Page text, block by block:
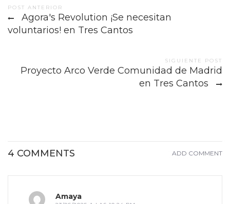
Post
navigation
POST ANTERIOR
Agora's Revolution ¡Se necesitan
voluntarios! en Tres Cantos
SIGUIENTE POST
Proyecto Arco Verde Comunidad de Madrid
en Tres Cantos
4 COMMENTS ADD COMMENT
Amaya